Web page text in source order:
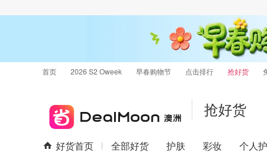
首页 2026 S2 Oweek 早春购物节 点击排行 抢好货
抢好货
好货首页 全部好货 护肤 彩妆 个人